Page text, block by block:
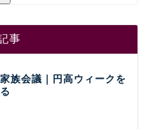
事
族会議｜円高ウィークを